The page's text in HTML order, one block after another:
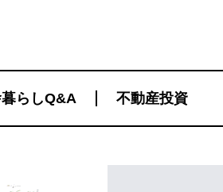
らしQ&A 不動産投資